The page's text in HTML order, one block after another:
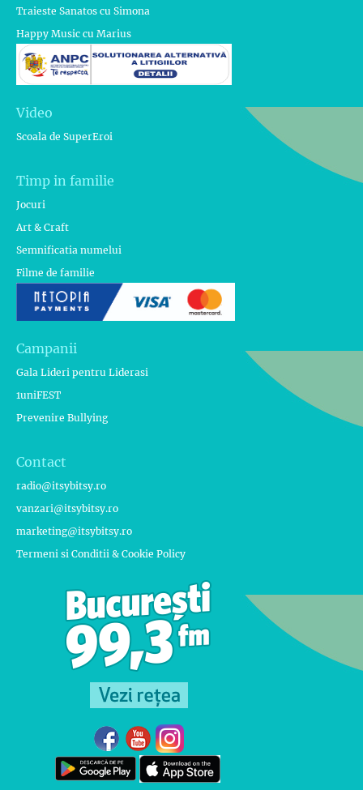
Traieste Sanatos cu Simona
Happy Music cu Marius
Video
Scoala de SuperEroi
Timp in familie
Jocuri
Art & Craft
Semnificatia numelui
Filme de familie
Campanii
Gala Lideri pentru Liderasi
1uniFEST
Prevenire Bullying
Contact
radio@itsybitsy.ro
vanzari@itsybitsy.ro
marketing@itsybitsy.ro
Termeni si Conditii & Cookie Policy